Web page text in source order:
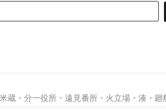
蔵・分一役所・遠見番所・火立場・湊・廻